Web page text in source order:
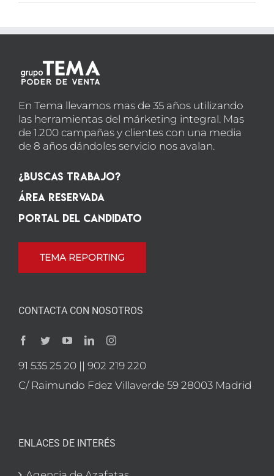
En Tema llevamos mas de 35 años utilizando
las herramientas del márketing integral. Mas
de 1.200 campañas y clientes con una media
de 8 años dándoles servicio nos avalan.
¿Buscas Trabajo?
Área Reservada
Portal del candidato
TEMA REPORTING
CONTACTA CON NOSOTROS
91 535 25 20 || 902 219 220
C/ Raimundo Fdez Villaverde 59 28003 Madrid
ENLACES DE INTERÉS